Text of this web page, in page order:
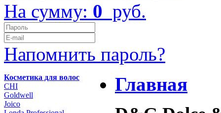
На сумму: 0 руб.
Напомнить пароль?
Косметика для волос
CHI
Goldwell
Joico
Главная